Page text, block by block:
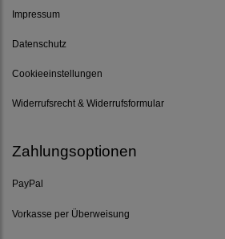
Impressum
Datenschutz
Cookieeinstellungen
Widerrufsrecht & Widerrufsformular
Zahlungsoptionen
PayPal
Vorkasse per Überweisung